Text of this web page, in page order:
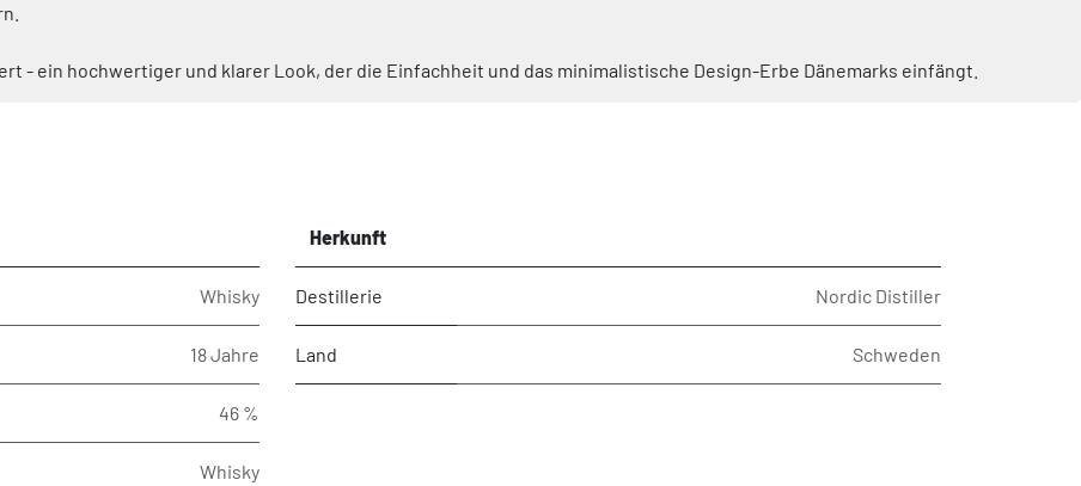
- ein hochwertiger und klarer Look, der die Einfachheit und das minimalistische Design-Erbe Dänemarks einfängt.
Whisky
18 Jahre
46 %
Whisky
Herkunft
Destillerie Nordic Distiller
Land Schweden